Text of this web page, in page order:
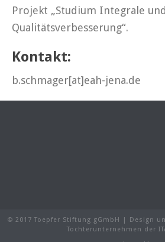
Projekt „Studium Integrale
Qualitätsverbesserung“.
Kontakt:
b.schmager[at]eah-jena.de
© 2017 Toepfer Stiftung gGmbH | Design
Tochterunternehmen der